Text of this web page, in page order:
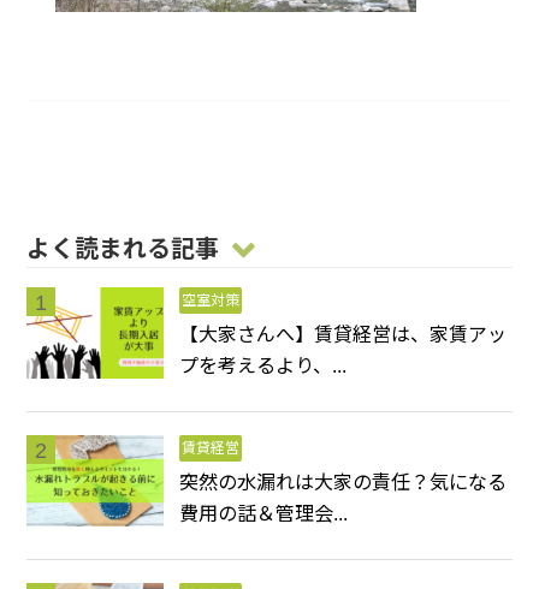
よく読まれる記事
空室対策
【大家さんへ】賃貸経営は、家賃アッ
プを考えるより、...
賃貸経営
突然の水漏れは大家の責任？気になる
費用の話＆管理会...